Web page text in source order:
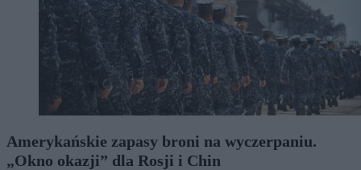
Amerykańskie zapasy broni na wyczerpaniu.
„Okno okazji” dla Rosji i Chin